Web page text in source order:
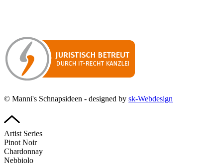
© Manni's Schnapsideen - designed by sk-Webdesign
Artist Series
Pinot Noir
Chardonnay
Nebbiolo